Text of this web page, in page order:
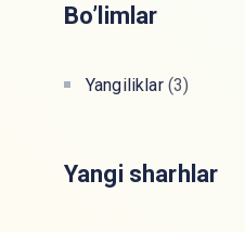
Bo’limlar
Yangiliklar(3)
Yangi sharhlar